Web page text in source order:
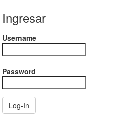
Ingresar
Username
Password